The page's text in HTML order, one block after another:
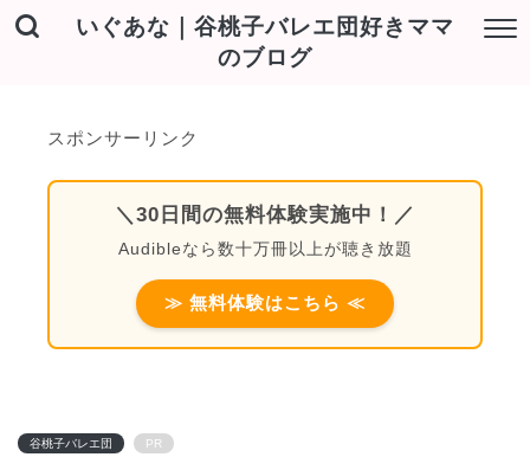
いぐあな｜谷桃子バレエ団好きママ
のブログ
スポンサーリンク
＼30日間の無料体験実施中！／
Audibleなら数十万冊以上が聴き放題
≫ 無料体験はこちら ≪
谷桃子バレエ団 PR